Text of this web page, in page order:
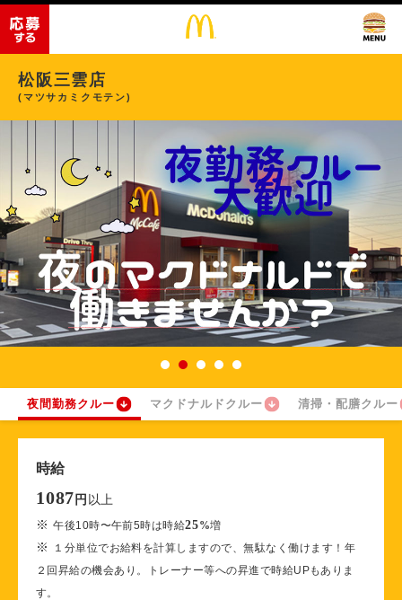
松阪三雲店
(マツサカミクモテン)
夜間勤務クルー マクドナルドクルー 清掃・配膳クルー
時給
1087 円 以上
※午後10時〜午前5時は時給25%増
※
１分単位でお給料を計算しますので、無駄なく働けます！年
２回昇給の機会あり。トレーナー等への昇進で時給UPもありま
す。